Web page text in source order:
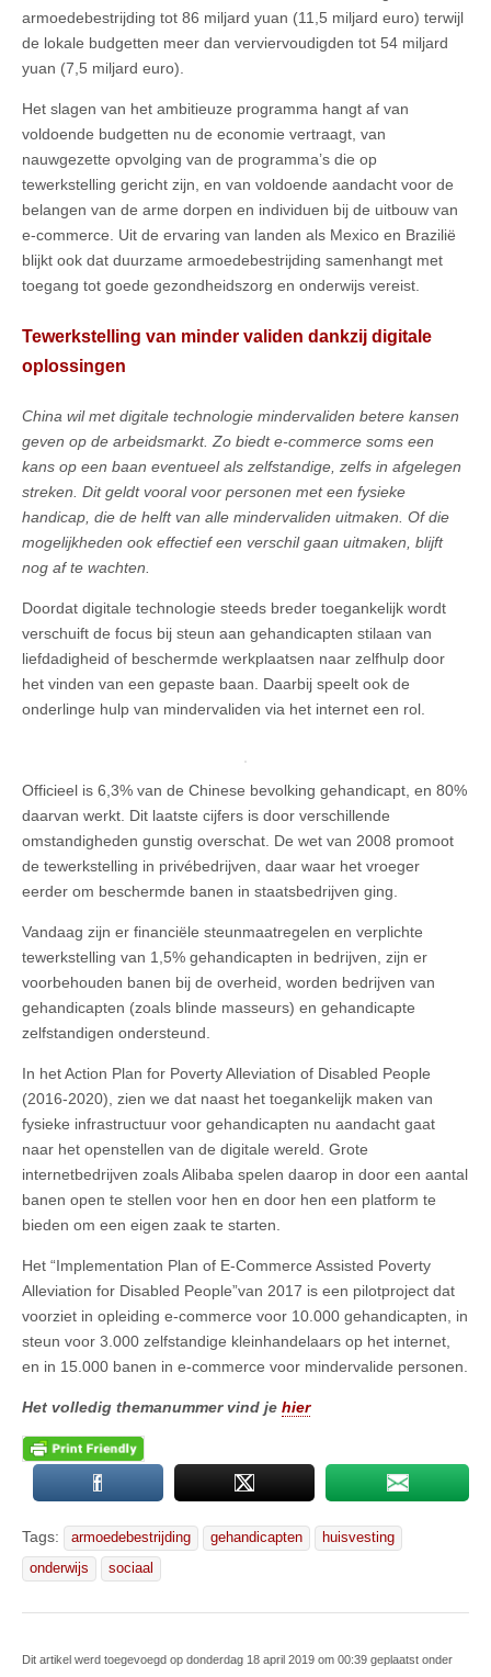
armoedebestrijding tot 86 miljard yuan (11,5 miljard euro) terwijl
de lokale budgetten meer dan verviervoudigden tot 54 miljard
yuan (7,5 miljard euro).
Het slagen van het ambitieuze programma hangt af van
voldoende budgetten nu de economie vertraagt, van
nauwgezette opvolging van de programma’s die op
tewerkstelling gericht zijn, en van voldoende aandacht voor de
belangen van de arme dorpen en individuen bij de uitbouw van
e-commerce. Uit de ervaring van landen als Mexico en Brazilië
blijkt ook dat duurzame armoedebestrijding samenhangt met
toegang tot goede gezondheidszorg en onderwijs vereist.
Tewerkstelling van minder validen dankzij digitale
oplossingen
China wil met digitale technologie mindervaliden betere kansen
geven op de arbeidsmarkt. Zo biedt e-commerce soms een
kans op een baan eventueel als zelfstandige, zelfs in afgelegen
streken. Dit geldt vooral voor personen met een fysieke
handicap, die de helft van alle mindervaliden uitmaken. Of die
mogelijkheden ook effectief een verschil gaan uitmaken, blijft
nog af te wachten.
Doordat digitale technologie steeds breder toegankelijk wordt
verschuift de focus bij steun aan gehandicapten stilaan van
liefdadigheid of beschermde werkplaatsen naar zelfhulp door
het vinden van een gepaste baan. Daarbij speelt ook de
onderlinge hulp van mindervaliden via het internet een rol.
Officieel is 6,3% van de Chinese bevolking gehandicapt, en 80%
daarvan werkt. Dit laatste cijfers is door verschillende
omstandigheden gunstig overschat. De wet van 2008 promoot
de tewerkstelling in privébedrijven, daar waar het vroeger
eerder om beschermde banen in staatsbedrijven ging.
Vandaag zijn er financiële steunmaatregelen en verplichte
tewerkstelling van 1,5% gehandicapten in bedrijven, zijn er
voorbehouden banen bij de overheid, worden bedrijven van
gehandicapten (zoals blinde masseurs) en gehandicapte
zelfstandigen ondersteund.
In het Action Plan for Poverty Alleviation of Disabled People
(2016-2020), zien we dat naast het toegankelijk maken van
fysieke infrastructuur voor gehandicapten nu aandacht gaat
naar het openstellen van de digitale wereld. Grote
internetbedrijven zoals Alibaba spelen daarop in door een aantal
banen open te stellen voor hen en door hen een platform te
bieden om een eigen zaak te starten.
Het “Implementation Plan of E-Commerce Assisted Poverty
Alleviation for Disabled People”van 2017 is een pilotproject dat
voorziet in opleiding e-commerce voor 10.000 gehandicapten, in
steun voor 3.000 zelfstandige kleinhandelaars op het internet,
en in 15.000 banen in e-commerce voor mindervalide personen.
Het volledig themanummer vind je hier
Tags: armoedebestrijding gehandicapten
huisvesting
onderwijs
sociaal
Dit artikel werd toegevoegd op donderdag 18 april 2019 om 00:39 geplaatst onder